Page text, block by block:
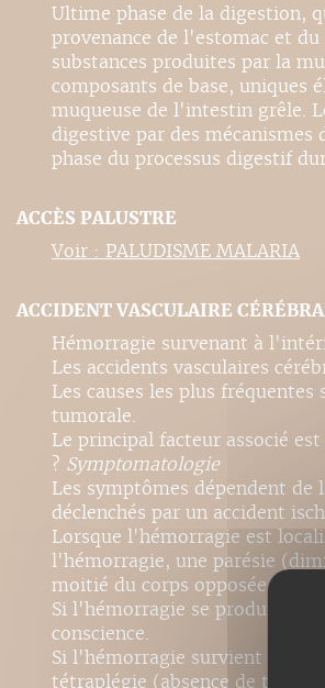
Ultime phase de la digestion,
provenance de l'estomac et
substances produites par la
composants de base, uniques
muqueuse de l'intestin grêle.
digestive par des
phase du processus digestif
ACCÈS PALUSTRE
Voir : PALUDISME MALARIA
ACCIDENT VASCULAIRE
Hémorragie survenant à
Les accidents vasculaires
Les causes les plus
tumorale.
Le principal facteur associé
? Symptomatologie
Les symptômes dépendent
déclenchés par un accident
Lorsque l'hémorragie est
l'hémorragie, une parésie
moitié du corps opposée à
Si l'hémorragie se produit au
conscience.
Si l'hémorragie survient au
tétraplégie (absence de toute